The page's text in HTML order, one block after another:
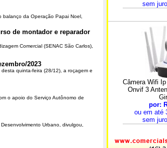
da Operação Papai Noel,
de montador e reparador
Comercial (SENAC São Carlos),
2023
quinta-feira (28/12), a roçagem e
o apoio do Serviço Autônomo de
Urbano, divulgou,